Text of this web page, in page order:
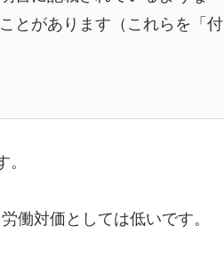
とがあります（これらを「付
働対価としては低いです。